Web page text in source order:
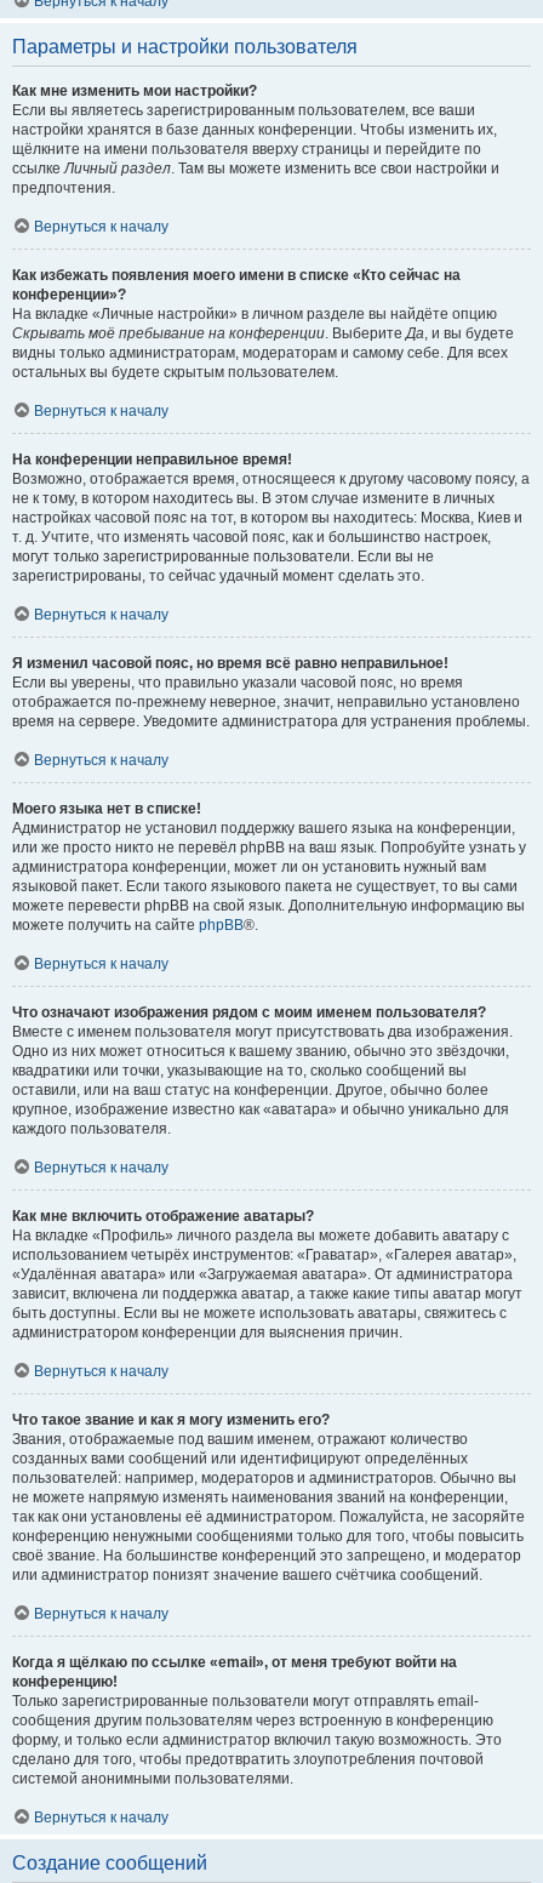
Параметры и настройки пользователя
Как мне изменить мои настройки?
Если вы являетесь зарегистрированным пользователем, все ваши
настройки хранятся в базе данных конференции. Чтобы изменить их,
щёлкните на имени пользователя вверху страницы и перейдите по
ссылкеЛичный раздел. Там вы можете изменить все свои настройки и
предпочтения.
Вернуться к началу
Как избежать появления моего имени в списке «Кто сейчас на
конференции»?
На вкладке «Личные настройки» в личном разделе вы найдёте опцию
Скрывать моё пребывание на конференции. ВыберитеДа, и вы будете
видны только администраторам, модераторам и самому себе. Для всех
остальных вы будете скрытым пользователем.
Вернуться к началу
На конференции неправильное время!
Возможно, отображается время, относящееся к другому часовому поясу, а
не к тому, в котором находитесь вы. В этом случае измените в личных
настройках часовой пояс на тот, в котором вы находитесь: Москва, Киев и
т. д. Учтите, что изменять часовой пояс, как и большинство настроек,
могут только зарегистрированные пользователи. Если вы не
зарегистрированы, то сейчас удачный момент сделать это.
Вернуться к началу
Я изменил часовой пояс, но время всё равно неправильное!
Если вы уверены, что правильно указали часовой пояс, но время
отображается по-прежнему неверное, значит, неправильно установлено
время на сервере. Уведомите администратора для устранения проблемы.
Вернуться к началу
Моего языка нет в списке!
Администратор не установил поддержку вашего языка на конференции,
или же просто никто не перевёл phpBB на ваш язык. Попробуйте узнать у
администратора конференции, может ли он установить нужный вам
языковой пакет. Если такого языкового пакета не существует, то вы сами
можете перевести phpBB на свой язык. Дополнительную информацию вы
можете получить на сайте phpBB®.
Вернуться к началу
Что означают изображения рядом с моим именем пользователя?
Вместе с именем пользователя могут присутствовать два изображения.
Одно из них может относиться к вашему званию, обычно это звёздочки,
квадратики или точки, указывающие на то, сколько сообщений вы
оставили, или на ваш статус на конференции. Другое, обычно более
крупное, изображение известно как «аватара» и обычно уникально для
каждого пользователя.
Вернуться к началу
Как мне включить отображение аватары?
На вкладке «Профиль» личного раздела вы можете добавить аватару с
использованием четырёх инструментов: «Граватар», «Галерея аватар»,
«Удалённая аватара» или «Загружаемая аватара». От администратора
зависит, включена ли поддержка аватар, а также какие типы аватар могут
быть доступны. Если вы не можете использовать аватары, свяжитесь с
администратором конференции для выяснения причин.
Вернуться к началу
Что такое звание и как я могу изменить его?
Звания, отображаемые под вашим именем, отражают количество
созданных вами сообщений или идентифицируют определённых
пользователей: например, модераторов и администраторов. Обычно вы
не можете напрямую изменять наименования званий на конференции,
так как они установлены её администратором. Пожалуйста, не засоряйте
конференцию ненужными сообщениями только для того, чтобы повысить
своё звание. На большинстве конференций это запрещено, и модератор
или администратор понизят значение вашего счётчика сообщений.
Вернуться к началу
Когда я щёлкаю по ссылке «email», от меня требуют войти на
конференцию!
Только зарегистрированные пользователи могут отправлять email-
сообщения другим пользователям через встроенную в конференцию
форму, и только если администратор включил такую возможность. Это
сделано для того, чтобы предотвратить злоупотребления почтовой
системой анонимными пользователями.
Вернуться к началу
Создание сообщений